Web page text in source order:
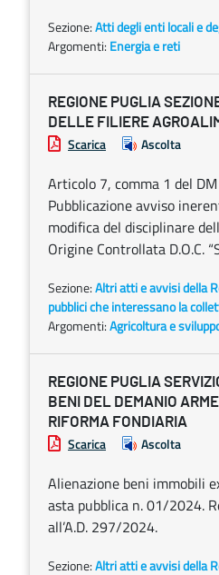
Sezione:Atti degli enti locali e
Argomenti: Energia e reti
REGIONE PUGLIA
DELLE FILIERE
Scarica Ascolta
Articolo 7, comma 1 del
Pubblicazione avviso
modifica del disciplinare
Origine Controllata D.O.C.
Sezione:Altri atti e avvisi della
pubblici che interessano la
Argomenti:Agricoltura e
REGIONE PUGLIA
BENI DEL DEMANIO
RIFORMA FONDIARIA
Scarica Ascolta
Alienazione beni immobili
asta pubblica n. 01/2024.
all’A.D. 297/2024.
Sezione:Altri atti e avvisi della